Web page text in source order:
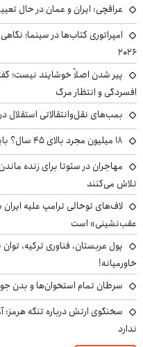
عراقچی: ایران و عمان در حال
امپراتوری کتاب‌ها در سینما؛
۲۰۲۶
پیر شدن اصلاً خوشایند نیست؛
افسردگی و انتظار مرگ
بمب‌های نقل‌وانتقالاتی استقلال
۱۸ میلیون مجرد بالای ۴۵ سال؟ باید نشانه‌های بحران اجتماعی را جدی گرفت
مهاجران در سئوتا برای زنده
تلاش می‌کنند
لاف‌های توخالی ترامپ علیه
عقب‌نشینی» است
پول عربستان، فناوری ترکیه،
خاورمیانه!
سرطان تمام استخوان‌ها و بدن
سخنگوی ارتش درباره تنگه
ندارد